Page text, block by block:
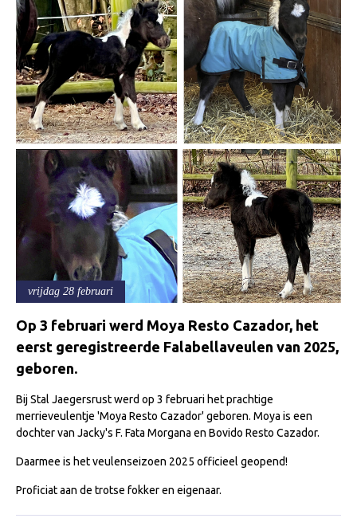
Informatie
Lid worden
Leden
Geografisch gebied
Informatie
Paardenpaspoort aanvragen
Wat te doen bij verkoop van een Falabella
Registratie buitenlands paspoort
Veulenregistratie
Animal Health Regulation
Tarievenlijst 2026
Fokkerij
Onze fokkerij
Fokkerij informatie
Fokprogramma
vrijdag 28 februari
Op 3 februari werd Moya Resto Cazador, het
eerst geregistreerde Falabellaveulen van 2025,
geboren.
Bij Stal Jaegersrust werd op 3 februari het prachtige
merrieveulentje 'Moya Resto Cazador' geboren. Moya is een
dochter van Jacky's F. Fata Morgana en Bovido Resto Cazador.
Daarmee is het veulenseizoen 2025 officieel geopend!
Proficiat aan de trotse fokker en eigenaar.